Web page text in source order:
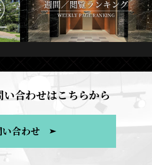
い合わせはこちらから
合わせ